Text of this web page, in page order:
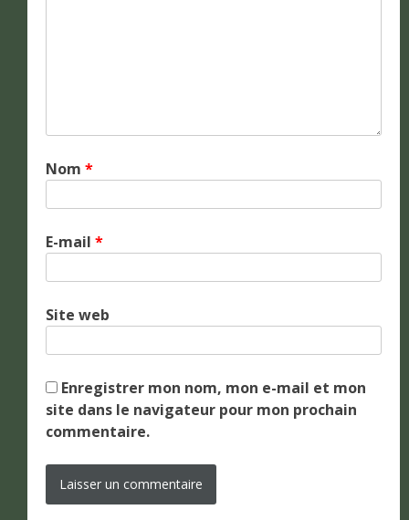
Nom *
E-mail *
Site web
Enregistrer mon nom, mon e-mail et mon
site dans le navigateur pour mon prochain
commentaire.